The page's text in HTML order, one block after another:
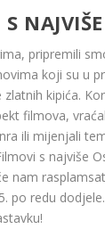
pripremili
koji su u
zlatnih kipića.
filmova,
ili mijenjali
s najviše
nam
po redu